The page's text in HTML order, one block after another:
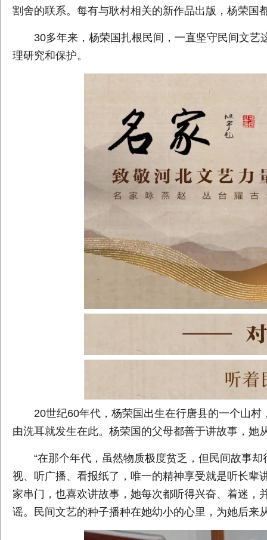
割舍的联系。每有与耿村相关的新作品出版，杨荣国
30多年来，杨荣国扎根民间，一直坚守民间文
理研究和保护。
20世纪60年代，杨荣国出生在行唐县的一个山
由洗耳就发生在此。杨荣国的父母都善于讲故事，她
“在那个年代，虽然物质极度贫乏，但民间故事
视、听广播、看报纸了，唯一的精神享受就是听长
家串门，也喜欢讲故事，她每次都听得兴奋、着迷
谣。民间文艺的种子播种在她幼小的心里，为她后来